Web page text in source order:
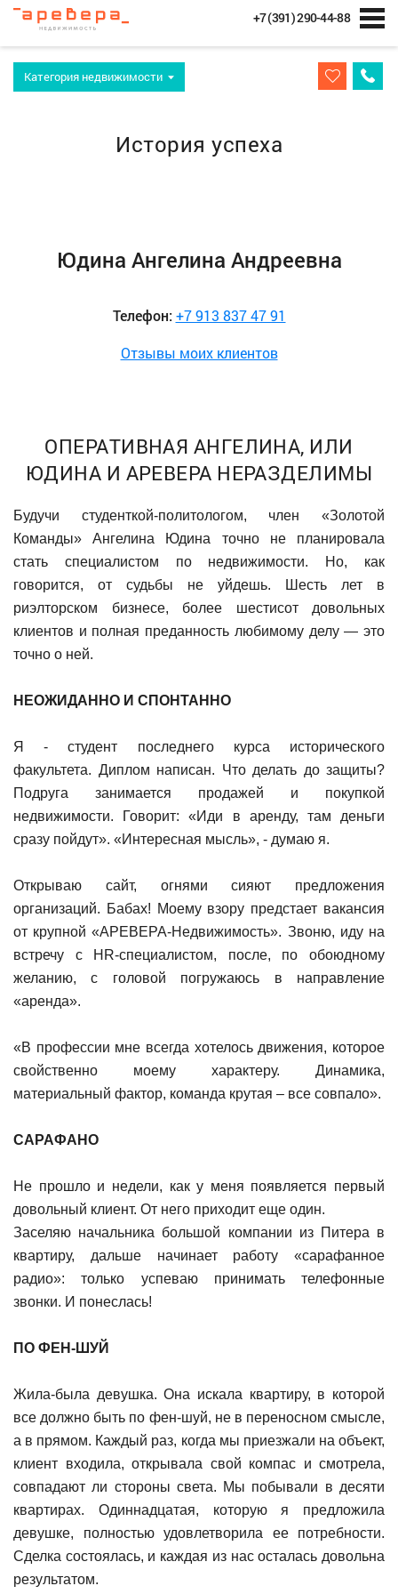
+7 (391) 290-44-88
Категория недвижимости
История успеха
Юдина Ангелина Андреевна
Телефон: +7 913 837 47 91
Отзывы моих клиентов
ОПЕРАТИВНАЯ АНГЕЛИНА, ИЛИ
ЮДИНА И АРЕВЕРА НЕРАЗДЕЛИМЫ
Будучи студенткой-политологом, член «Золотой
Команды» Ангелина Юдина точно не планировала
стать специалистом по недвижимости. Но, как
говорится, от судьбы не уйдешь. Шесть лет в
риэлторском бизнесе, более шестисот довольных
клиентов и полная преданность любимому делу — это
точно о ней.
НЕОЖИДАННО И СПОНТАННО
Я - студент последнего курса исторического
факультета. Диплом написан. Что делать до защиты?
Подруга занимается продажей и покупкой
недвижимости. Говорит: «Иди в аренду, там деньги
сразу пойдут». «Интересная мысль», - думаю я.
Открываю сайт, огнями сияют предложения
организаций. Бабах! Моему взору предстает вакансия
от крупной «АРЕВЕРА-Недвижимость». Звоню, иду на
встречу с HR-специалистом, после, по обоюдному
желанию, с головой погружаюсь в направление
«аренда».
«В профессии мне всегда хотелось движения, которое
свойственно моему характеру. Динамика,
материальный фактор, команда крутая – все совпало».
САРАФАНО
Не прошло и недели, как у меня появляется первый
довольный клиент. От него приходит еще один.
Заселяю начальника большой компании из Питера в
квартиру, дальше начинает работу «сарафанное
радио»: только успеваю принимать телефонные
звонки. И понеслась!
ПО ФЕН-ШУЙ
Жила-была девушка. Она искала квартиру, в которой
все должно быть по фен-шуй, не в переносном смысле,
а в прямом. Каждый раз, когда мы приезжали на объект,
клиент входила, открывала свой компас и смотрела,
совпадают ли стороны света. Мы побывали в десяти
квартирах. Одиннадцатая, которую я предложила
девушке, полностью удовлетворила ее потребности.
Сделка состоялась, и каждая из нас осталась довольна
результатом.